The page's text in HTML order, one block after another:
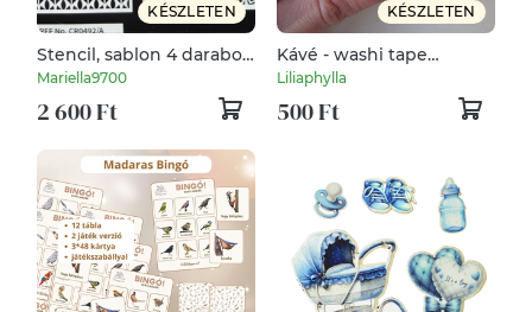
KÉSZLETEN
Stencil, sablon 4 darabos
szett A5-s méret 6.
Mariella9700
2 600 Ft
KÉSZLETEN
Kávé - washi tape
(dekortapasz)
Liliaphylla
500 Ft